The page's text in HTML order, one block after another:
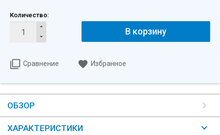
Количество:
В корзину
Сравнение Избранное
ОБЗОР
ХАРАКТЕРИСТИКИ